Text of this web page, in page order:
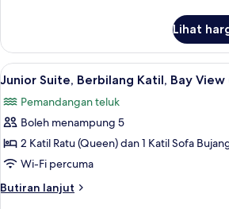
dengan
Katil
Sofa,
Balcony,
Bay
View
Suite,
Katil
(King)
dengan
Sofa,
Balcony,
View
Lihat
Lihat
semua
foto
untuk
Junior
Suite,
Berbilang
Katil,
Junior
1
Junior Suite, Berbilang Katil, Bay
Pemandangan teluk
Boleh menampung 5
2 Katil Ratu (Queen) dan 1 Katil Sofa
Wi-Fi percuma
Butiran lanjut
Butiran